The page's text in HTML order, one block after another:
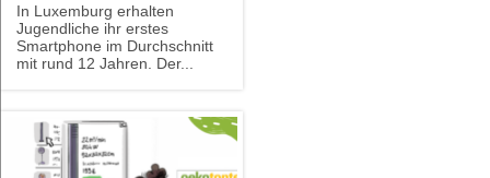
In Luxemburg erhalten
Jugendliche ihr erstes
Smartphone im Durchschnitt
mit rund 12 Jahren. Der...